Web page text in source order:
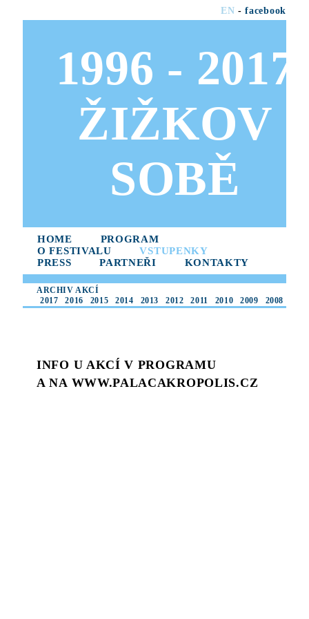
EN -facebook
1996 - 2017
ŽIŽKOV
SOBĚ
HOME
PROGRAM
O FESTIVALU
VSTUPENKY
PRESS
PARTNEŘI KONTAKTY
ARCHIV AKCÍ
2017
2016 2015 2014 2013 2012 2011 2010 2009 2008
INFO U AKCÍ V PROGRAMU
A NA WWW.PALACAKROPOLIS.CZ